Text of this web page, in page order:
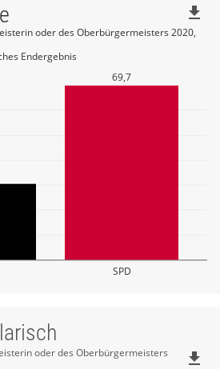
SPD
69,7
oder des Oberbürgermeisters 2020,
Endergebnis
file_download
oder des Oberbürgermeisters
file_download